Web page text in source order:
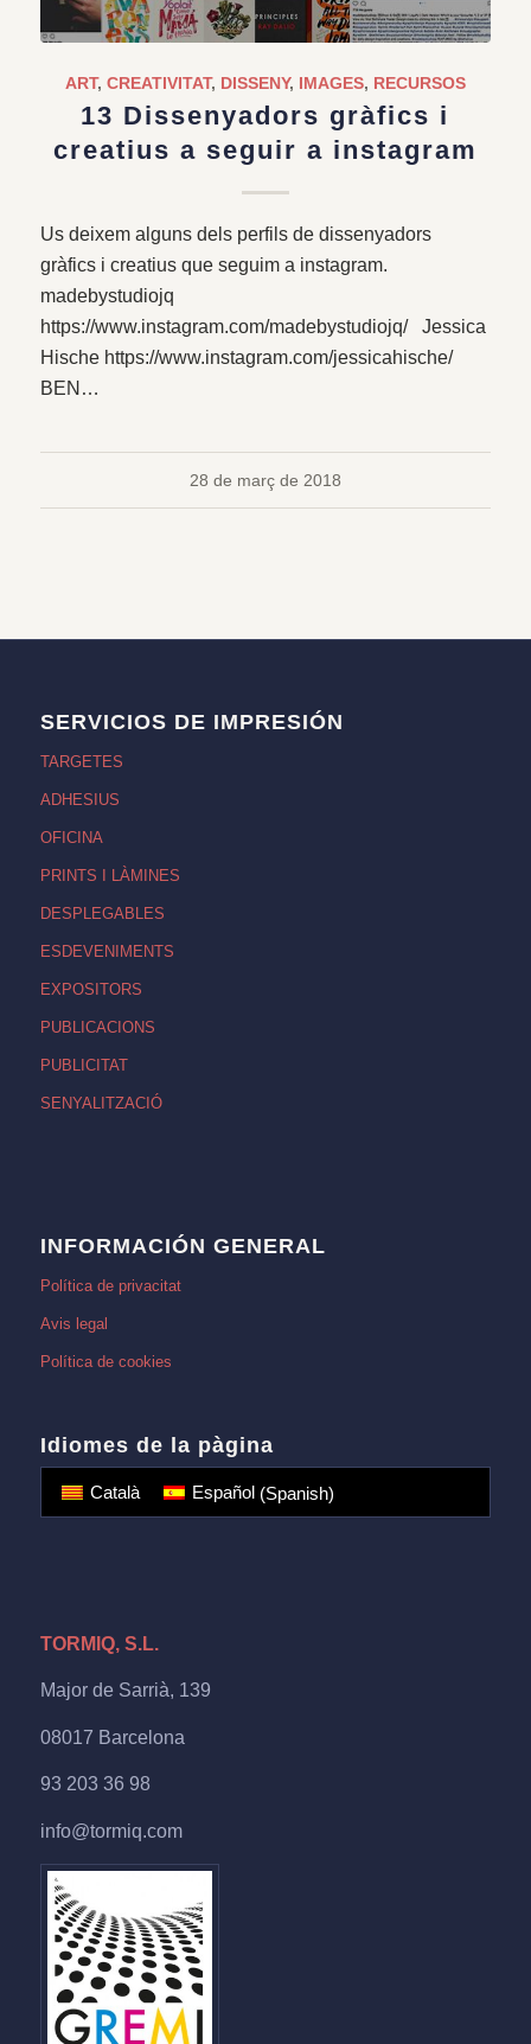
ART, CREATIVITAT, DISSENY, IMAGES, RECURSOS
13 Dissenyadors gràfics i
creatius a seguir a instagram
Us deixem alguns dels perfils de dissenyadors
gràfics i creatius que seguim a instagram.
madebystudiojq
https://www.instagram.com/madebystudiojq/ Jessica
Hische https://www.instagram.com/jessicahische/
BEN…
28 de març de 2018
SERVICIOS DE IMPRESIÓN
TARGETES
ADHESIUS
OFICINA
PRINTS I LÀMINES
DESPLEGABLES
ESDEVENIMENTS
EXPOSITORS
PUBLICACIONS
PUBLICITAT
SENYALITZACIÓ
INFORMACIÓN GENERAL
Política de privacitat
Avis legal
Política de cookies
Idiomes de la pàgina
Català Español(Spanish)
TORMIQ, S.L.
Major de Sarrià, 139
08017 Barcelona
93 203 36 98
info@tormiq.com